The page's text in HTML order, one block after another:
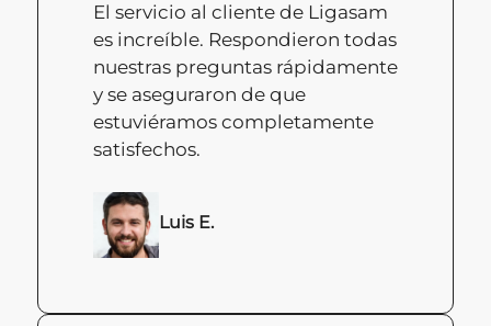
El servicio al cliente de Ligasam
es increíble. Respondieron todas
nuestras preguntas rápidamente
y se aseguraron de que
estuviéramos completamente
satisfechos.
Luis E.